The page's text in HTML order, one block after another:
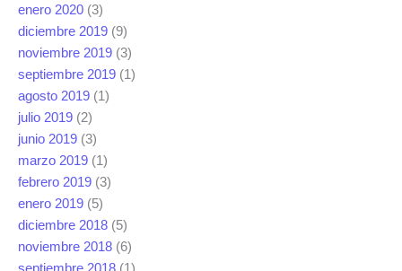
enero 2020 (3)
diciembre 2019 (9)
noviembre 2019 (3)
septiembre 2019 (1)
agosto 2019 (1)
julio 2019 (2)
junio 2019 (3)
marzo 2019 (1)
febrero 2019 (3)
enero 2019 (5)
diciembre 2018 (5)
noviembre 2018 (6)
septiembre 2018 (1)